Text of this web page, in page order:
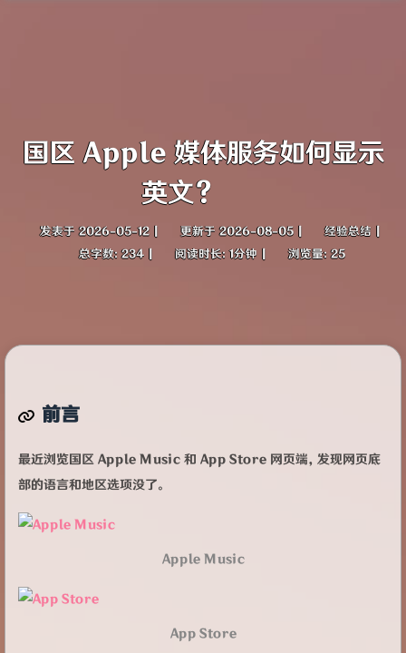
国区 Apple 媒体服务如何显示
英文？
发表于 2026-05-12 | 更新于 2026-08-05 | 经验总结 |
总字数: 234 | 阅读时长: 1分钟 | 浏览量: 25
前言
最近浏览国区 Apple Music 和 App Store 网页端，发现网页底
部的语言和地区选项没了。
Apple Music
App Store